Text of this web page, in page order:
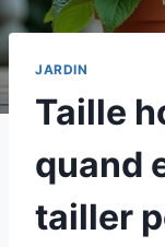
JARDIN
Taille
quand
tailler